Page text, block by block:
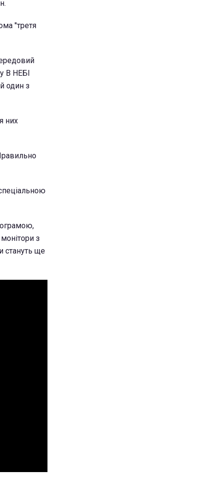
"третя
В НЕБІ
один з
них
з
стануть ще